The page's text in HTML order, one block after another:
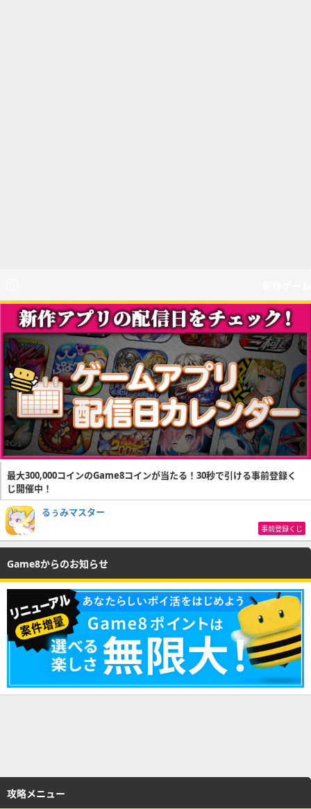
最大300,000コインのGame8コインが当たる！30秒で引ける事前登録く
じ開催中！
るぅみマスター
事前登録くじ
Game8からのお知らせ
攻略メニュー